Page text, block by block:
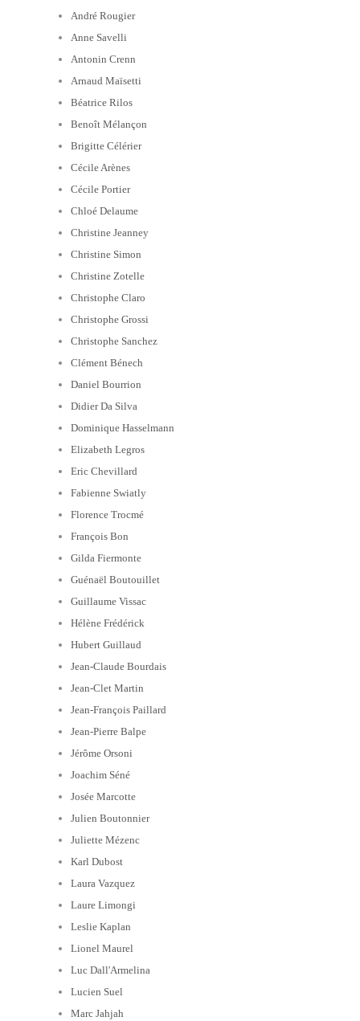
André Rougier
Anne Savelli
Antonin Crenn
Arnaud Maïsetti
Béatrice Rilos
Benoît Mélançon
Brigitte Célérier
Cécile Arènes
Cécile Portier
Chloé Delaume
Christine Jeanney
Christine Simon
Christine Zotelle
Christophe Claro
Christophe Grossi
Christophe Sanchez
Clément Bénech
Daniel Bourrion
Didier Da Silva
Dominique Hasselmann
Elizabeth Legros
Eric Chevillard
Fabienne Swiatly
Florence Trocmé
François Bon
Gilda Fiermonte
Guénaël Boutouillet
Guillaume Vissac
Hélène Frédérick
Hubert Guillaud
Jean-Claude Bourdais
Jean-Clet Martin
Jean-François Paillard
Jean-Pierre Balpe
Jérôme Orsoni
Joachim Séné
Josée Marcotte
Julien Boutonnier
Juliette Mézenc
Karl Dubost
Laura Vazquez
Laure Limongi
Leslie Kaplan
Lionel Maurel
Luc Dall'Armelina
Lucien Suel
Marc Jahjah